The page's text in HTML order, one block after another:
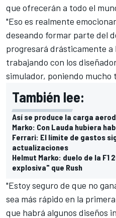
que ofrecerán a todo el
"Eso es realmente
deseando formar parte del
progresará drásticamente a
trabajando con los
simulador, poniendo mucho
También lee:
Así se produce la carga
Marko: Con Lauda hubiera
Ferrari: El límite de gastos
actualizaciones
Helmut Marko: duelo de la F1
explosiva" que Rush
"Estoy seguro de que no
sea más rápido en la
que habrá algunos diseños